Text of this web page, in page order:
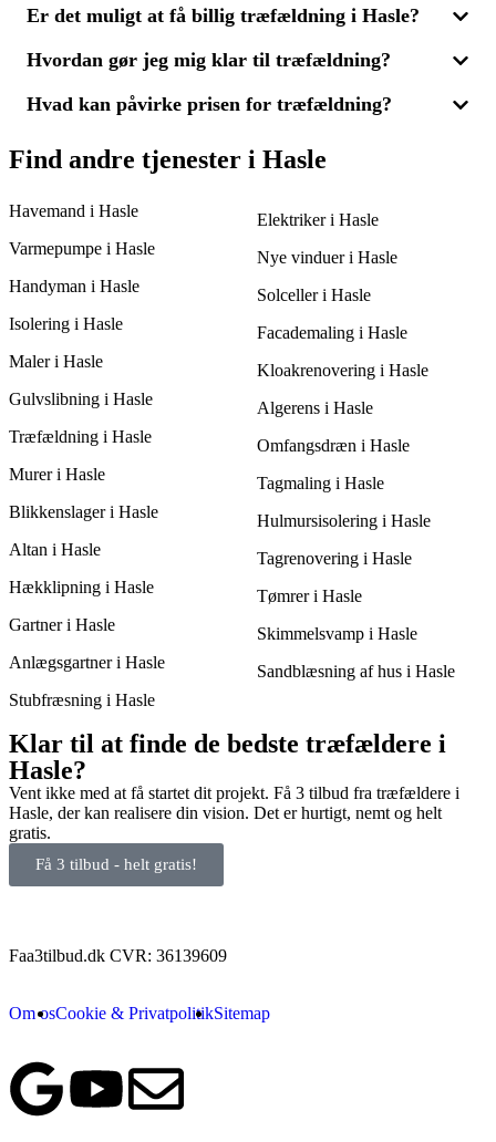
mulighed for at sammenligne priser, tjenester og erfaringer for
Ved siden af træfældning tilbyder mange firmaer også ydelser
være nødvendige for at bevare træernes sundhed eller for at
vurdere priser og service, der passer til dine behov i Hasle.
Er det muligt at få billig træfældning i Hasle?
Ja, det er muligt at finde økonomisk fordelagtige løsninger ved
anmode om 3 tilbud får du mulighed for at finde en
kvaliteten.
Hvordan gør jeg mig klar til træfældning?
Inden træfældningsfirmaet kommer til din adresse i Hasle, bør
Hvis der er forhold såsom nærliggende bygninger eller
elledninger, bør disse detaljer deles, når du indhenter 3 tilbud,
Hvad kan påvirke prisen for træfældning?
Træfældningens pris kan påvirkes af træets højde, diameter, og
placering samt eventuelle sikkerhedsrisici. For eksempel
og udstyr. Ved at få 3 tilbud kan du bedre forstå
passende pris og service i Hasle.
Find andre tjenester i Hasle
Havemand i Hasle
Varmepumpe i Hasle
Handyman i Hasle
Isolering i Hasle
Maler i Hasle
Gulvslibning i Hasle
Træfældning i Hasle
Murer i Hasle
Blikkenslager i Hasle
Altan i Hasle
Hækklipning i Hasle
Gartner i Hasle
Anlægsgartner i Hasle
Stubfræsning i Hasle
Elektriker i Hasle
Nye vinduer i Hasle
Solceller i Hasle
Facademaling i Hasle
Kloakrenovering i Hasle
Algerens i Hasle
Omfangsdræn i Hasle
Tagmaling i Hasle
Hulmursisolering i Hasle
Tagrenovering i Hasle
Tømrer i Hasle
Skimmelsvamp i Hasle
Sandblæsning af hus i Hasle
Klar til at finde de bedste træfældere i
Hasle?
Vent ikke med at få startet dit projekt. Få 3 tilbud fra træfældere i
Hasle, der kan realisere din vision. Det er hurtigt, nemt og helt
gratis.
Få 3 tilbud - helt gratis!
Faa3tilbud.dk CVR: 36139609
Om osCookie & PrivatpolitikSitemap